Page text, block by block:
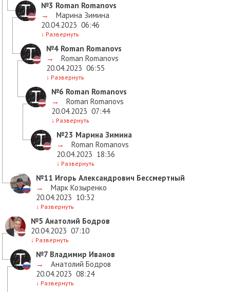
№3 Roman Romanovs
→
Марина Зимина
20.04.2023 06:46
↓ Развернуть
№4 Roman Romanovs
→
Roman Romanovs
20.04.2023 06:55
↓ Развернуть
№6 Roman Romanovs
→
Roman Romanovs
20.04.2023 07:44
↓ Развернуть
№23 Марина Зимина
→
Roman Romanovs
20.04.2023 18:36
↓ Развернуть
№11 Игорь Александрович Бессмертный
→
Марк Козыренко
20.04.2023 10:32
↓ Развернуть
№5 Анатолий Бодров
20.04.2023 07:10
↓ Развернуть
№7 Владимир Иванов
→
Анатолий Бодров
20.04.2023 08:24
↓ Развернуть